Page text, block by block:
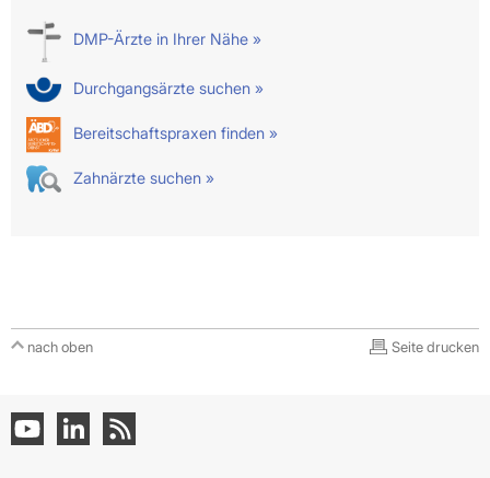
DMP-Ärzte in Ihrer Nähe »
Durchgangsärzte suchen »
Bereitschaftspraxen finden »
Zahnärzte suchen »
nach oben Seite drucken